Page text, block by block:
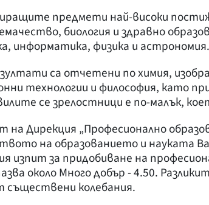
предмети най-високи
биология и здравно
информатика, физика и астрономия.
са отчетени по химия,
технологии и философия, като
се зрелостници е по-малък,
Дирекция „Професионално
на образованието и науката
изпит за придобиване на
около Много добър - 4.50.
съществени колебания.